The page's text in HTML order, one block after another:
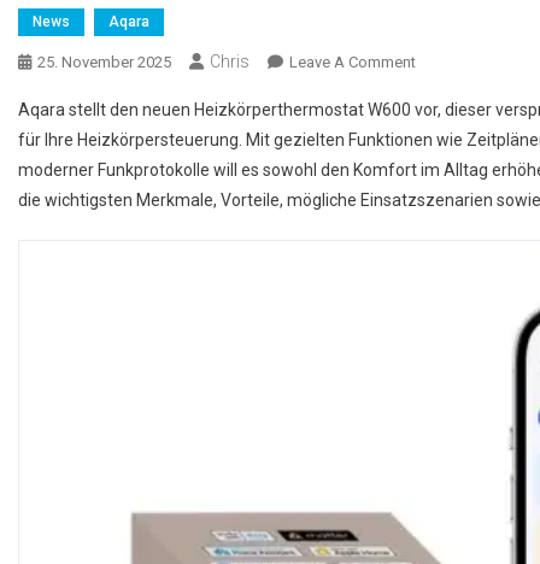
News Aqara
25. November 2025 Chris Leave A Comment
W600 Thermostat
Mit Zigbee &
Thread
Vorgestellt
Aqara stellt den neuen Heizkörperthermostat W600 vor, dieser
für Ihre Heizkörpersteuerung. Mit gezielten Funktionen wie
moderner Funkprotokolle will es sowohl den Komfort im Alltag
die wichtigsten Merkmale, Vorteile, mögliche Einsatzszenarien